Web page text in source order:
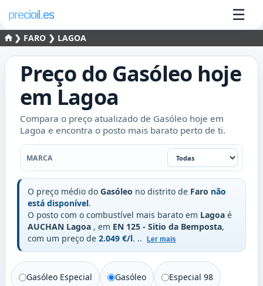
precioil.es ☰
❯ FARO ❯ LAGOA
Preço do Gasóleo hoje
em Lagoa
Compara o preço atualizado de Gasóleo hoje em
Lagoa e encontra o posto mais barato perto de ti.
Marca
MARCA
O preço médio do Gasóleo no distrito de Faro não
está disponível.
O posto com o combustível mais barato em Lagoa é
AUCHAN Lagoa , em EN 125 - Sitio da Bemposta,
com um preço de 2.049 €/l. .. Ler mais
Gasóleo Especial Gasóleo Especial 98